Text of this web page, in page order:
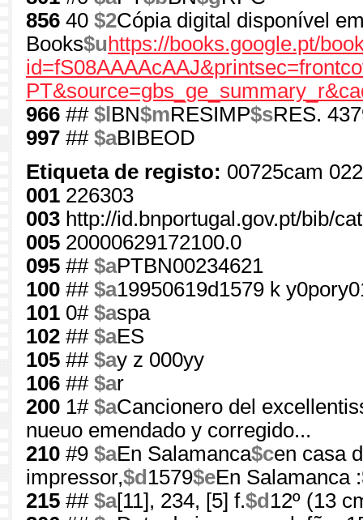
856 40 $2Cópia digital disponível
Books$u https://books.google.pt/
966 ## $l BN$mRESIMP$sRES.
997 ## $aBIBEOD
Etiqueta de registo: 00725cam
001 226303
003 http://id.bnportugal.gov.pt/bib/
005 20000629172100.0
095 ## $aPTBN00234621
100 ## $a19950619d1579 k
101 0# $aspa
102 ## $aES
105 ## $ay z 000yy
106 ## $ar
200 1# $aCancionero del
nueuo emendado y corregido...
210 #9 $aEn Salamanca$cen casa
impressor,$d 1579$eEn Salamanca :
215 ## $a[11], 234, [5] f.$d 12º (13